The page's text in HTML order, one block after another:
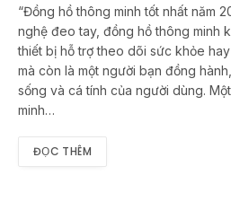
“Đồng hồ thông minh tốt nhất năm
nghệ đeo tay, đồng hồ thông minh
thiết bị hỗ trợ theo dõi sức khỏe
mà còn là một người bạn đồng
sống và cá tính của người dùng.
minh…
ĐỌC THÊM